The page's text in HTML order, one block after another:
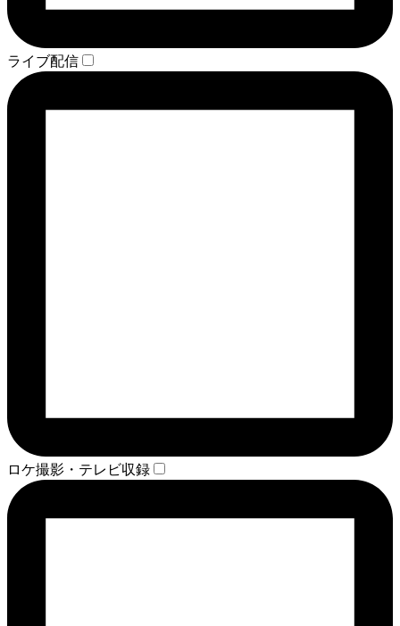
ライブ配信
ロケ撮影・テレビ収録